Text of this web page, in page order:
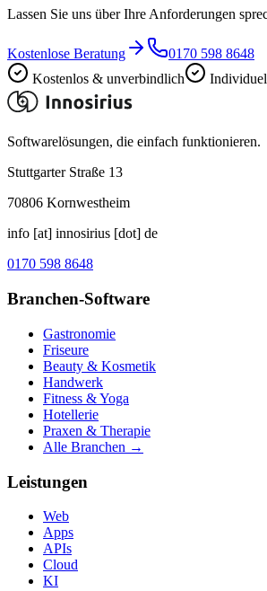
Lassen Sie uns über Ihre Anforderungen
Kostenlose Beratung
0170 598 8648
Kostenlos & unverbindlich
Softwarelösungen, die einfach funktionieren.
Stuttgarter Straße 13
70806 Kornwestheim
info [at] innosirius [dot] de
0170 598 8648
Branchen-Software
Gastronomie
Friseure
Beauty & Kosmetik
Handwerk
Fitness & Yoga
Hotellerie
Praxen & Therapie
Alle Branchen →
Leistungen
Web
Apps
APIs
Cloud
KI